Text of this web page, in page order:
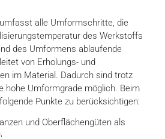
umfasst alle Umformschritte, die
des Werkstoffs
des Umformens ablaufende
von Erholungs- und
im Material. Dadurch sind trotz
hohe Umformgrade möglich. Beim
Punkte zu berücksichtigen:
und Oberflächengüten als